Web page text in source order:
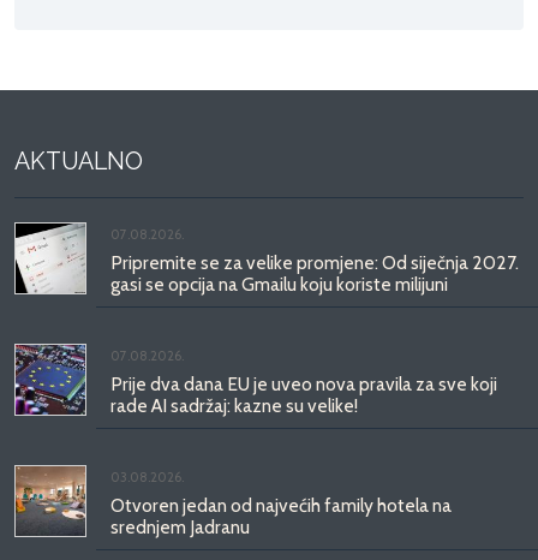
AKTUALNO
07.08.2026.
Pripremite se za velike promjene: Od siječnja 2027.
gasi se opcija na Gmailu koju koriste milijuni
07.08.2026.
Prije dva dana EU je uveo nova pravila za sve koji
rade AI sadržaj: kazne su velike!
03.08.2026.
Otvoren jedan od najvećih family hotela na
srednjem Jadranu